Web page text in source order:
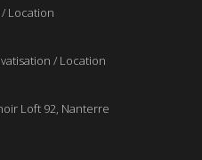
Location
/ Location
Loft 92, Nanterre